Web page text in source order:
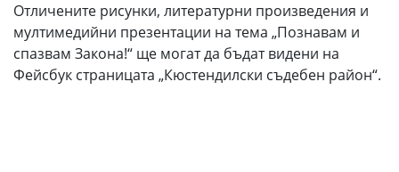
Отличените рисунки, литературни произведения и
мултимедийни презентации на тема „Познавам и
спазвам Закона!“ ще могат да бъдат видени на
Фейсбук страницата „Кюстендилски съдебен район“.